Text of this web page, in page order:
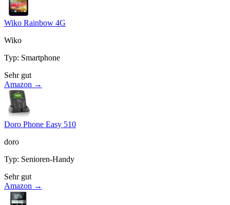
Wiko Rainbow 4G
Wiko
Typ: Smartphone
Sehr gut
Amazon →
Doro Phone Easy 510
doro
Typ: Senioren-Handy
Sehr gut
Amazon →